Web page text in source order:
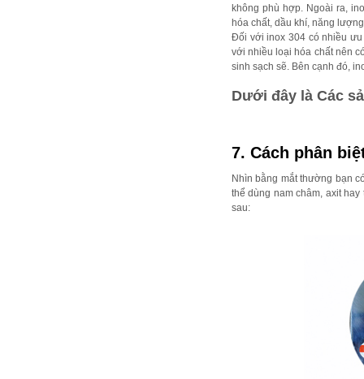
không phù hợp. Ngoài ra,
hóa chất, dầu khí, năng
Đối với inox 304 có nhiều
với nhiều loại hóa chất nên
sinh sạch sẽ. Bên cạnh đó,
Dưới đây là Các
7. Cách phân
Nhìn bằng mắt thường bạn
thể dùng nam châm, axit
sau: